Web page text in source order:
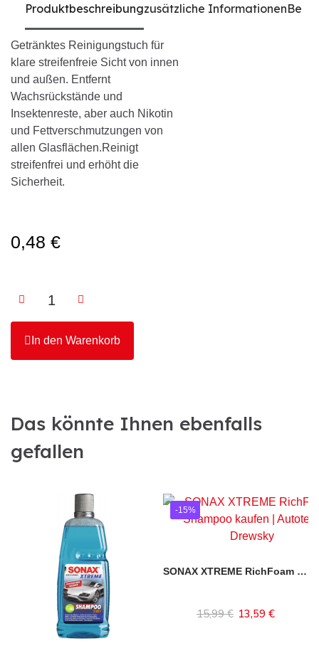
Produktbeschreibungzusätzliche Informationen
Getränktes Reinigungstuch für
klare streifenfreie Sicht von innen
und außen. Entfernt
Wachsrückstände und
Insektenreste, aber auch Nikotin
und Fettverschmutzungen von
allen Glasflächen.Reinigt
streifenfrei und erhöht die
Sicherheit.
0,48 €
In den Warenkorb
Das könnte Ihnen ebenfalls
gefallen
-15%
SONAX XTREME RichFoam Shampoo
15,99 € 13,59 €
Inhalt auswählen